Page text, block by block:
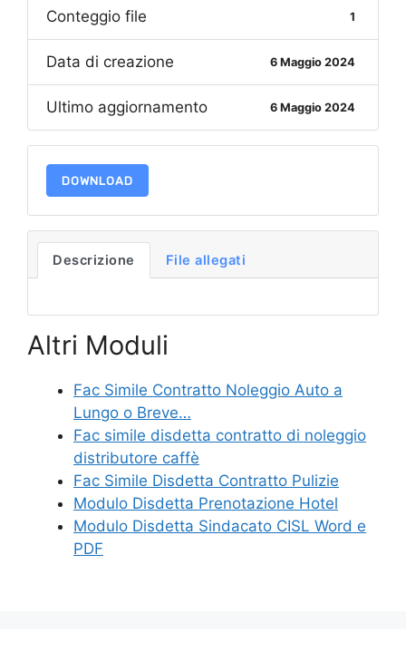
Conteggio file 1
Data di creazione 6 Maggio 2024
Ultimo aggiornamento 6 Maggio 2024
DOWNLOAD
Descrizione File allegati
Altri Moduli
Fac Simile Contratto Noleggio Auto a
Lungo o Breve…
Fac simile disdetta contratto di noleggio
distributore caffè
Fac Simile Disdetta Contratto Pulizie
Modulo Disdetta Prenotazione Hotel
Modulo Disdetta Sindacato CISL Word e
PDF